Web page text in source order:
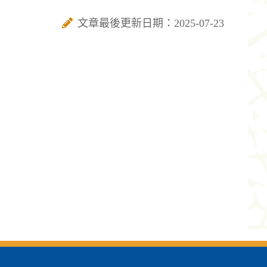
文章最後更新日期：2025-07-23